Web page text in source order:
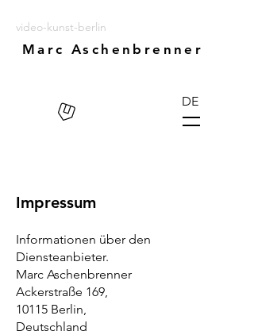
video-kunst-berlin
Marc Aschenbrenner
DE
Impressum
Informationen über den
Diensteanbieter.
Marc Aschenbrenner
Ackerstraße 169,
10115 Berlin,
Deutschland